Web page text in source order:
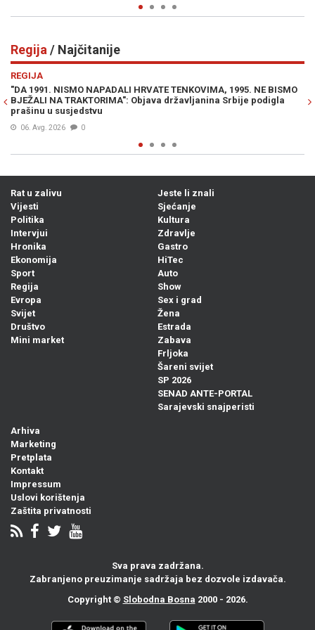
Regija/ Najčitanije
REGIJA
SRBI DIVLJAJU NA LJETOVANJU: "Ne moramo slušati vaše
seljačenje! Dno, dna"
07. Avg. 2026
Rat u zalivu
Vijesti
Politika
Intervjui
Hronika
Ekonomija
Sport
Regija
Evropa
Svijet
Društvo
Mini market
Jeste li znali
Sjećanje
Kultura
Zdravlje
Gastro
HiTec
Auto
Show
Sex i grad
Žena
Estrada
Zabava
Frljoka
Šareni svijet
SP 2026
SENAD ANTE-PORTAL
Sarajevski snajperisti
Arhiva
Marketing
Pretplata
Kontakt
Impressum
Uslovi korištenja
Zaštita privatnosti
Sva prava zadržana.
Zabranjeno preuzimanje sadržaja bez dozvole izdavača.
Copyright © Slobodna Bosna 2000 - 2026.